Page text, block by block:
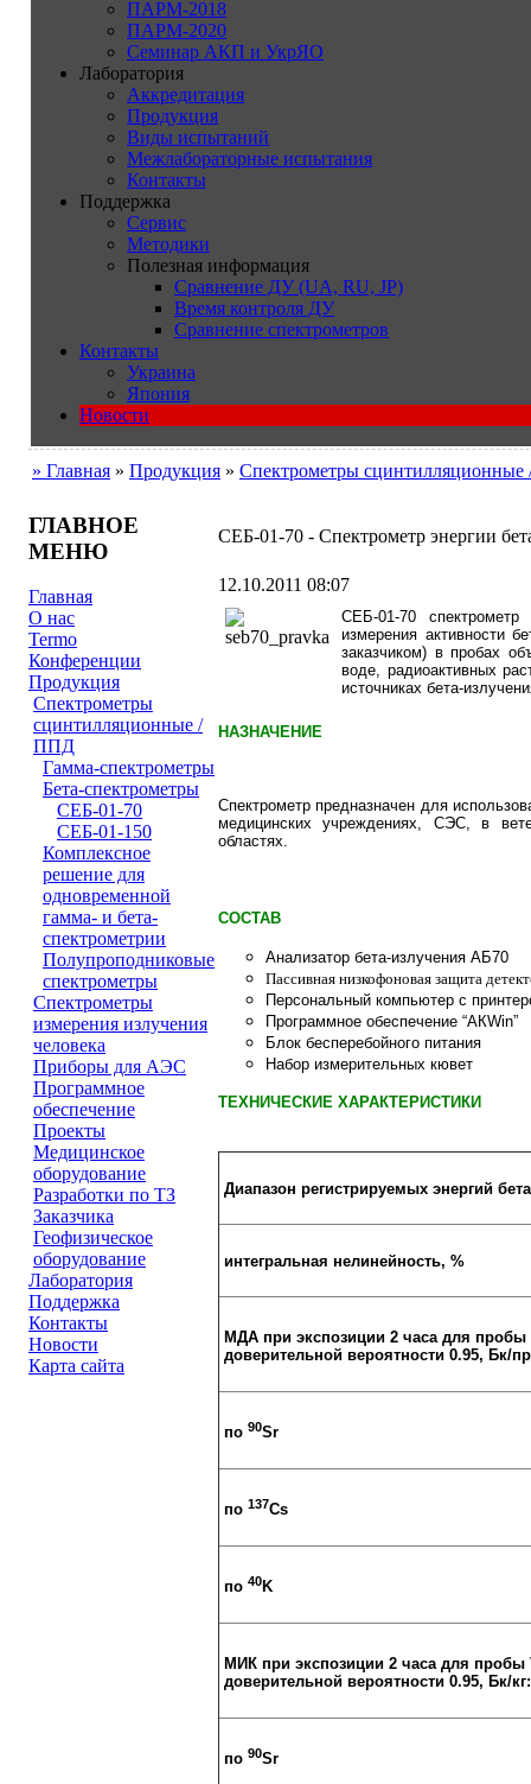
ПАРМ-2018
ПАРМ-2020
Семинар АКП и УкрЯО
Лаборатория
Аккредитация
Продукция
Виды испытаний
Межлабораторные испытания
Контакты
Поддержка
Сервис
Методики
Полезная информация
Сравнение ДУ (UA, RU, JP)
Время контроля ДУ
Сравнение спектрометров
Контакты
Украина
Япония
Новости
» Главная » Продукция » Cпектрометры
ГЛАВНОЕ
МЕНЮ
Главная
О нас
Termo
Конференции
Продукция
Cпектрометры
сцинтилляционные /
ППД
Гамма-спектрометры
Бета-спектрометры
СЕБ-01-70
СЕБ-01-150
Комплексное
решение для
одновременной
гамма- и бета-
спектрометрии
Полупроподниковые
спектрометры
Cпектрометры
измерения излучения
человека
Приборы для АЭС
Программное
обеспечение
Проeкты
Медицинское
оборудование
Разработки по ТЗ
Заказчика
Геофизическое
оборудование
Лаборатория
Поддержка
Контакты
Новости
Карта сайта
СЕБ-01-70 - Cпектрометр энергии
12.10.2011 08:07
СЕБ-01-70
измерения активности
заказчиком) в пробах
воде, радиоактивных
источниках бета-
НАЗНАЧЕНИЕ
Спектрометр предназначен для
медицинских учреждениях, СЭС, в
областях.
СОСТАВ
Анализатор бета-излучения АБ70
Пассивная низкофоновая защита
Персональный компьютер с
Программное обеспечение “АКWin”
Блок бесперебойного питания
Набор измерительных кювет
ТЕХНИЧЕСКИЕ ХАРАКТЕРИСТИКИ
Диапазон регистрируемых энергий
интегральная нелинейность, %
МДА при экспозиции 2 часа для пробы
доверительной вероятности 0.95, Бк/
по 90Sr
по 137Cs
по 40K
МИК при экспозиции 2 часа для пробы
доверительной вероятности 0.95, Бк/кг:
по 90Sr